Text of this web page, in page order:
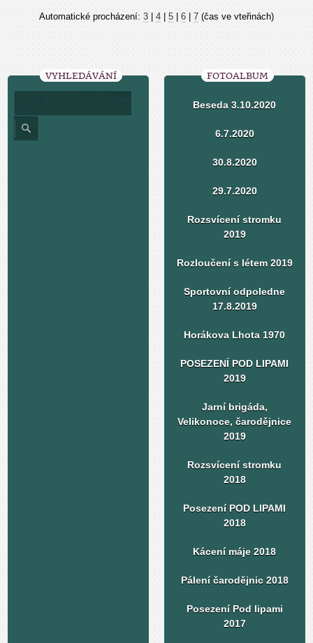
Automatické procházení: 3 4 5 6 7 (čas ve vteřinách)
VYHLEDÁVÁNÍ FOTOALBUM
Beseda 3.10.2020
6.7.2020
30.8.2020
29.7.2020
Rozsvícení stromku
2019
Rozloučení s létem 2019
Sportovní odpoledne
17.8.2019
Horákova Lhota 1970
POSEZENÍ POD LIPAMI
2019
Jarní brigáda,
Velikonoce, čarodějnice
2019
Rozsvícení stromku
2018
Posezení POD LIPAMI
2018
Kácení máje 2018
Pálení čarodějnic 2018
Posezení Pod lipami
2017